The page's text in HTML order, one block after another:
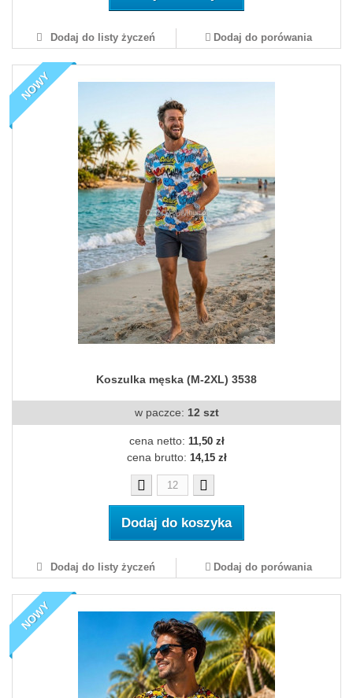
Dodaj do listy życzeń Dodaj do porówania
NOWY
Koszulka męska (M-2XL) 3538
w paczce: 12 szt
cena netto: 11,50 zł
cena brutto: 14,15 zł
Dodaj do koszyka
Dodaj do listy życzeń Dodaj do porówania
NOWY